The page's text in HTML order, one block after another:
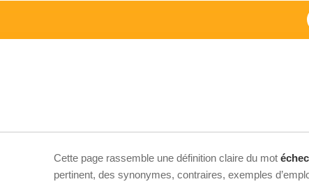
Cette page rassemble une définition claire du mot
pertinent, des synonymes, contraires, exemples